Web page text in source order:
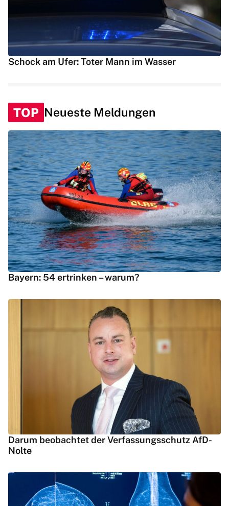
Schock am Ufer: Toter Mann im Wasser
TOP Neueste Meldungen
Bayern: 54 ertrinken – warum?
Darum beobachtet der Verfassungsschutz AfD-
Nolte